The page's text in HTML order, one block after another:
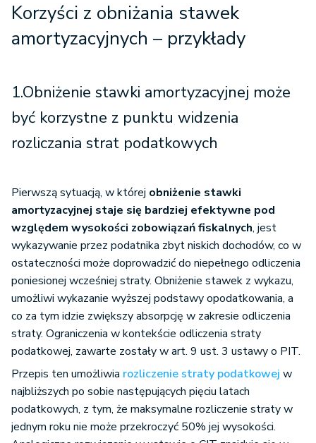
Korzyści z obniżania stawek
amortyzacyjnych – przykłady
1.Obniżenie stawki amortyzacyjnej może
być korzystne z punktu widzenia
rozliczania strat podatkowych
Pierwszą sytuacją, w której obniżenie stawki
amortyzacyjnej staje się bardziej efektywne pod
względem wysokości zobowiązań fiskalnych, jest
wykazywanie przez podatnika zbyt niskich dochodów, co w
ostateczności może doprowadzić do niepełnego odliczenia
poniesionej wcześniej straty. Obniżenie stawek z wykazu,
umożliwi wykazanie wyższej podstawy opodatkowania, a
co za tym idzie zwiększy absorpcję w zakresie odliczenia
straty. Ograniczenia w kontekście odliczenia straty
podatkowej, zawarte zostały w art. 9 ust. 3 ustawy o PIT.
Przepis ten umożliwia rozliczenie straty podatkowej w
najbliższych po sobie następujących pięciu latach
podatkowych, z tym, że maksymalne rozliczenie straty w
jednym roku nie może przekroczyć 50% jej wysokości.